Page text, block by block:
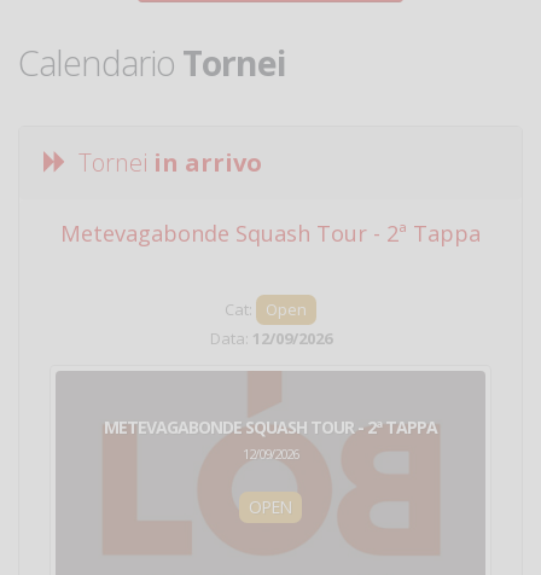
Calendario Tornei
Tornei in arrivo
Metevagabonde Squash Tour - 2ª Tappa
Cat:
Open
Data: 12/09/2026
METEVAGABONDE SQUASH TOUR - 2ª TAPPA
12/09/2026
OPEN